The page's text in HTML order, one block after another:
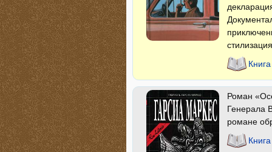
Роман
Генерала
романе